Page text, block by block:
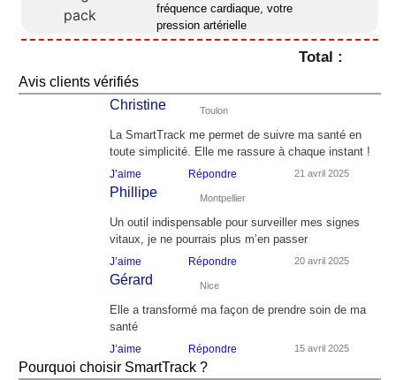
Pourquoi choisir SmartTrack ?
Avis clients vérifiés
Christine
Toulon
La SmartTrack me permet de suivre ma santé en
toute simplicité. Elle me rassure à chaque instant !
J’aime Répondre 21 avril 2025
Phillipe Montpellier
Un outil indispensable pour surveiller mes signes
vitaux, je ne pourrais plus m’en passer
J’aime Répondre 20 avril 2025
Gérard Nice
Elle a transformé ma façon de prendre soin de ma
santé
J’aime Répondre 15 avril 2025
fréquence cardiaque, votre
pression artérielle
Total :